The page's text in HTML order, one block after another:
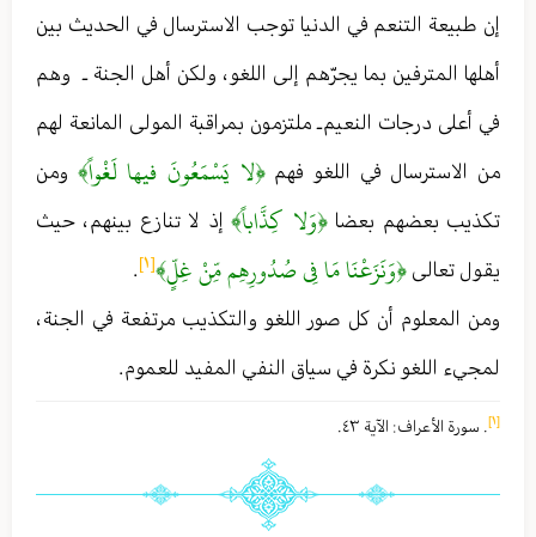
إن طبيعة التنعم في الدنيا توجب الاسترسال في الحديث بين
أهلها المترفين بما يجرّهم إلى اللغو ، ولكن أهل الجنة ـ وهم
في أعلى درجات النعيم ـ ملتزمون بمراقبة المولى المانعة لهم
من الاسترسال في اللغو فهم﴿لا يَسْمَعُونَ فيها لَغْواً﴾ ومن
تكذيب بعضهم بعضا﴿وَلا كِذَّاباً﴾إذ لا تنازع بينهم ، حيث
يقول تعالى ﴿وَنَزَعْنَا مَا فِي صُدُورِهِم مِّنْ غِلٍّ﴾[١]
.
ومن المعلوم أن كل صور اللغو والتكذيب مرتفعة في الجنة ،
لمجيء اللغو نكرة في سياق النفي المفيد للعموم .
[١] . سورة الأعراف : الآية ٤٣ .